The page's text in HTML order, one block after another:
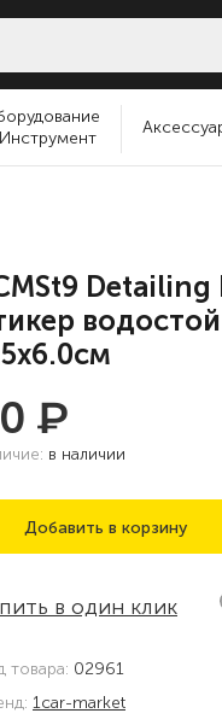
Detailing
₽
в наличии
Добавить в корзину
в один клик
товара: 02961
1car-market